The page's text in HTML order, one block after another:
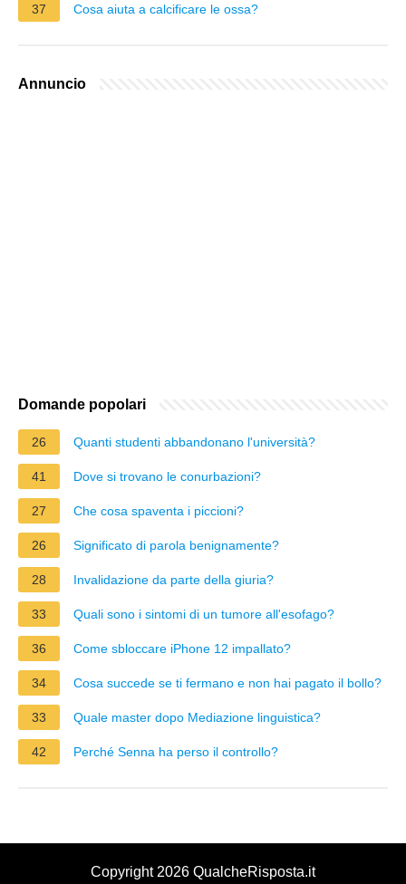
37 Cosa aiuta a calcificare le ossa?
Annuncio
Domande popolari
26 Quanti studenti abbandonano l'università?
41 Dove si trovano le conurbazioni?
27 Che cosa spaventa i piccioni?
26 Significato di parola benignamente?
28 Invalidazione da parte della giuria?
33 Quali sono i sintomi di un tumore all'esofago?
36 Come sbloccare iPhone 12 impallato?
34 Cosa succede se ti fermano e non hai pagato il bollo?
33 Quale master dopo Mediazione linguistica?
42 Perché Senna ha perso il controllo?
Copyright 2026 QualcheRisposta.it